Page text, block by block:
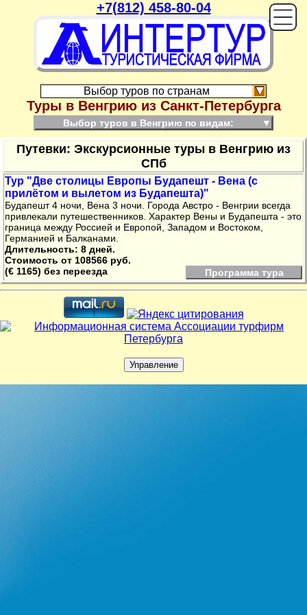
+7(812) 458-80-04
Выбор туров по странам
Туры в Венгрию из Санкт-Петербурга
Выбор туров в Венгрию по видам: ▼
Путевки: Экскурсионные туры в Венгрию из
СПб
Тур "Две столицы Европы Будапешт - Вена (с
прилётом и вылетом из Будапешта)"
Будапешт 4 ночи, Вена 3 ночи. Города Австро - Венгрии всегда
привлекали путешественников. Характер Вены и Будапешта - это
граница между Россией и Европой, Западом и Востоком,
Германией и Балканами.
Длительность: 8 дней.
Стоимость от 108566 руб.
(€ 1165) без переезда
Программа тура